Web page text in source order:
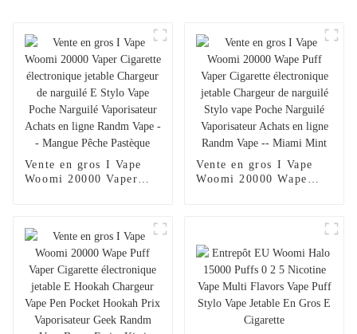
Vente en gros I Vape
Woomi 20000 Vaper
Poche Narguilé
Vaporisateur Achats en
ligne Randm Vape --
Mangue Pêche Pastèque
Vente en gros I Vape
Woomi 20000 Wape
Narguilé Vaporisateur
Achats en ligne Randm
Vape -- Miami Mint